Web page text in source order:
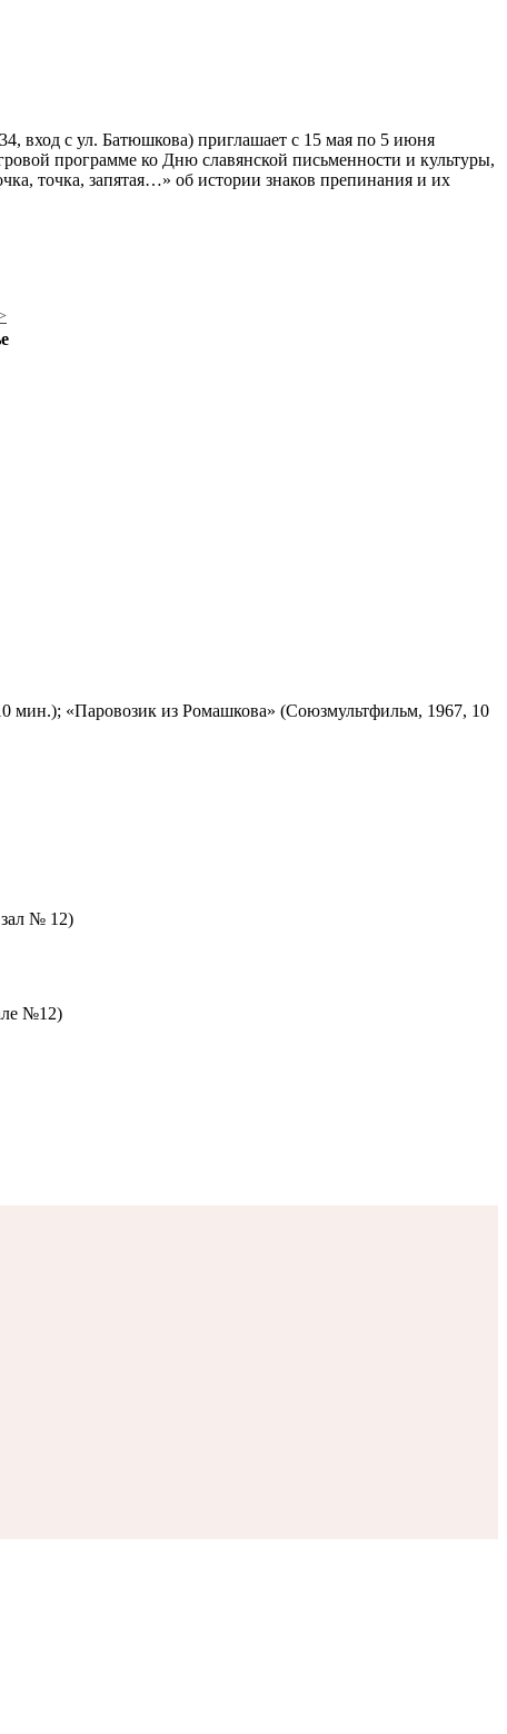
вход с ул. Батюшкова) приглашает с 15 мая по 5 июня
программе ко Дню славянской письменности и культуры,
точка, запятая…» об истории знаков препинания и их
«Паровозик из Ромашкова» (Союзмультфильм, 1967, 10
№ 12)
№12)